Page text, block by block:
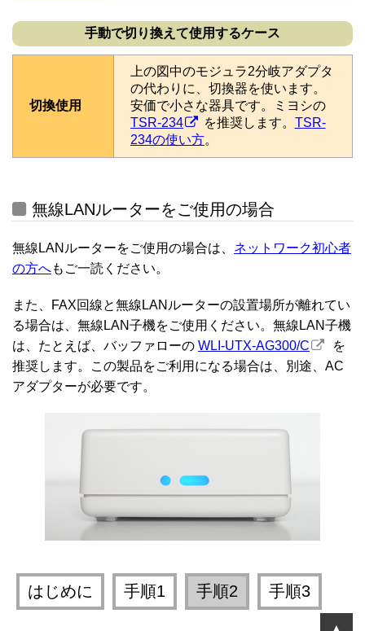
手動で切り換えて使用するケース
切換使用
上の図中のモジュラ2分岐アダプタ
の代わりに、切換器を使います。
安価で小さな器具です。ミヨシの
TSR-234
を推奨します。 TSR-
234の使い方。
無線LANルーターをご使用の場合
無線LANルーターをご使用の場合は、 ネットワーク初心者
の方へもご一読ください。
また、FAX回線と無線LANルーターの設置場所が離れてい
る場合は、無線LAN子機をご使用ください。無線LAN子機
は、たとえば、バッファローの WLI-UTX-AG300/C
を
推奨します。この製品をご利用になる場合は、別途、AC
アダプターが必要です。
はじめに 手順1 手順2 手順3